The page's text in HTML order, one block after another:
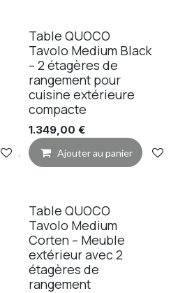
Ajouter à la liste de souhaits
Table QUOCO
Tavolo Medium Black
– 2 étagères de
rangement pour
cuisine extérieure
compacte
1.349,00 €
Ajouter au panier
Table QUOCO
Tavolo Medium
Corten – Meuble
extérieur avec 2
étagères de
rangement